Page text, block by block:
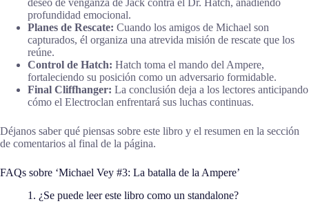
deseo de venganza de Jack contra el Dr. Hatch, añadiendo
profundidad emocional.
Planes de Rescate: Cuando los amigos de Michael son
capturados, él organiza una atrevida misión de rescate que los
reúne.
Control de Hatch: Hatch toma el mando del Ampere,
fortaleciendo su posición como un adversario formidable.
Final Cliffhanger: La conclusión deja a los lectores anticipando
cómo el Electroclan enfrentará sus luchas continuas.
Déjanos saber qué piensas sobre este libro y el resumen en la sección
de comentarios al final de la página.
FAQs sobre ‘Michael Vey #3: La batalla de la Ampere’
1. ¿Se puede leer este libro como un standalone?